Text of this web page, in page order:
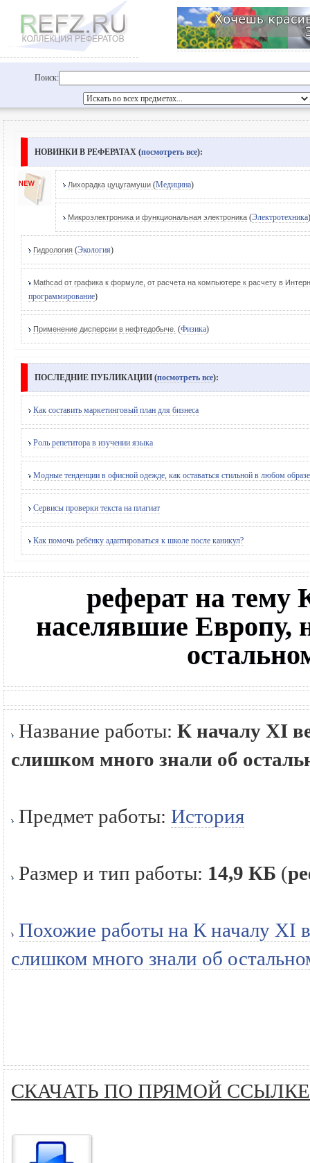
Поиск:
НОВИНКИ В РЕФЕРАТАХ (посмотреть все):
Лихорадка цуцугамуши (Медицина)
Микроэлектроника и функциональная электроника (Электротехника)
Гидрология (Экология)
Mathcad от графика к формуле, от расчета на компьютере к расчету в
программирование)
Применение дисперсии в нефтедобыче. (Физика)
ПОСЛЕДНИЕ ПУБЛИКАЦИИ (посмотреть все):
Как составить маркетинговый план для бизнеса
Роль репетитора в изучении языка
Модные тенденции в офисной одежде, как оставаться стильной в любом образе
Сервисы проверки текста на плагиат
Как помочь ребёнку адаптироваться к школе после каникул?
реферат на тему
населявшие Европу,
Название работы: К началу XI
слишком много знали об
Предмет работы: История
Размер и тип работы: 14,9 КБ (
Похожие работы на К началу XI
слишком много знали об
СКАЧАТЬ ПО ПРЯМОЙ ССЫЛКЕ